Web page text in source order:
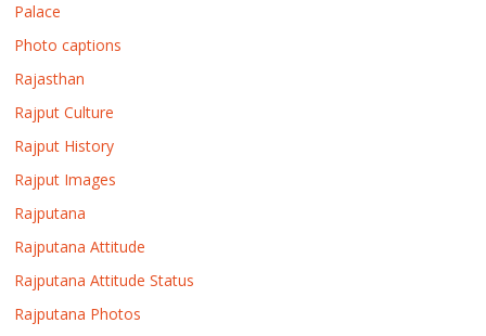
Palace
Photo captions
Rajasthan
Rajput Culture
Rajput History
Rajput Images
Rajputana
Rajputana Attitude
Rajputana Attitude Status
Rajputana Photos